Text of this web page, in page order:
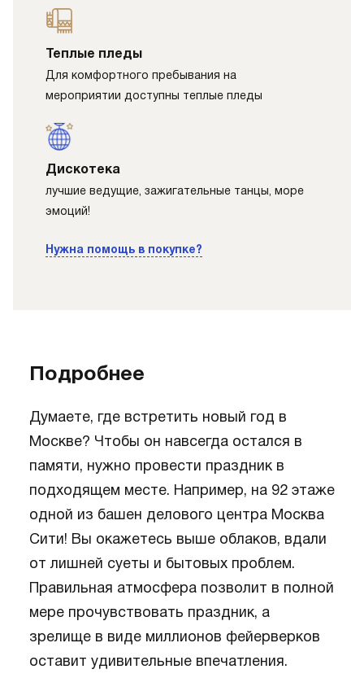
Теплые пледы
Для комфортного пребывания на
мероприятии доступны теплые пледы
Дискотека
лучшие ведущие, зажигательные танцы, море
эмоций!
Нужна помощь в покупке?
Подробнее
Думаете, где встретить новый год в
Москве? Чтобы он навсегда остался в
памяти, нужно провести праздник в
подходящем месте. Например, на 92 этаже
одной из башен делового центра Москва
Сити! Вы окажетесь выше облаков, вдали
от лишней суеты и бытовых проблем.
Правильная атмосфера позволит в полной
мере прочувствовать праздник, а
зрелище в виде миллионов фейерверков
оставит удивительные впечатления.